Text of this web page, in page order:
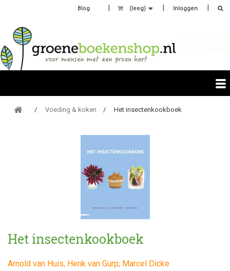
Inloggen
(leeg)
Blog
Voeding & koken Het insectenkookboek
Het insectenkookboek
Arnold van Huis; Henk van Gurp; Marcel Dicke